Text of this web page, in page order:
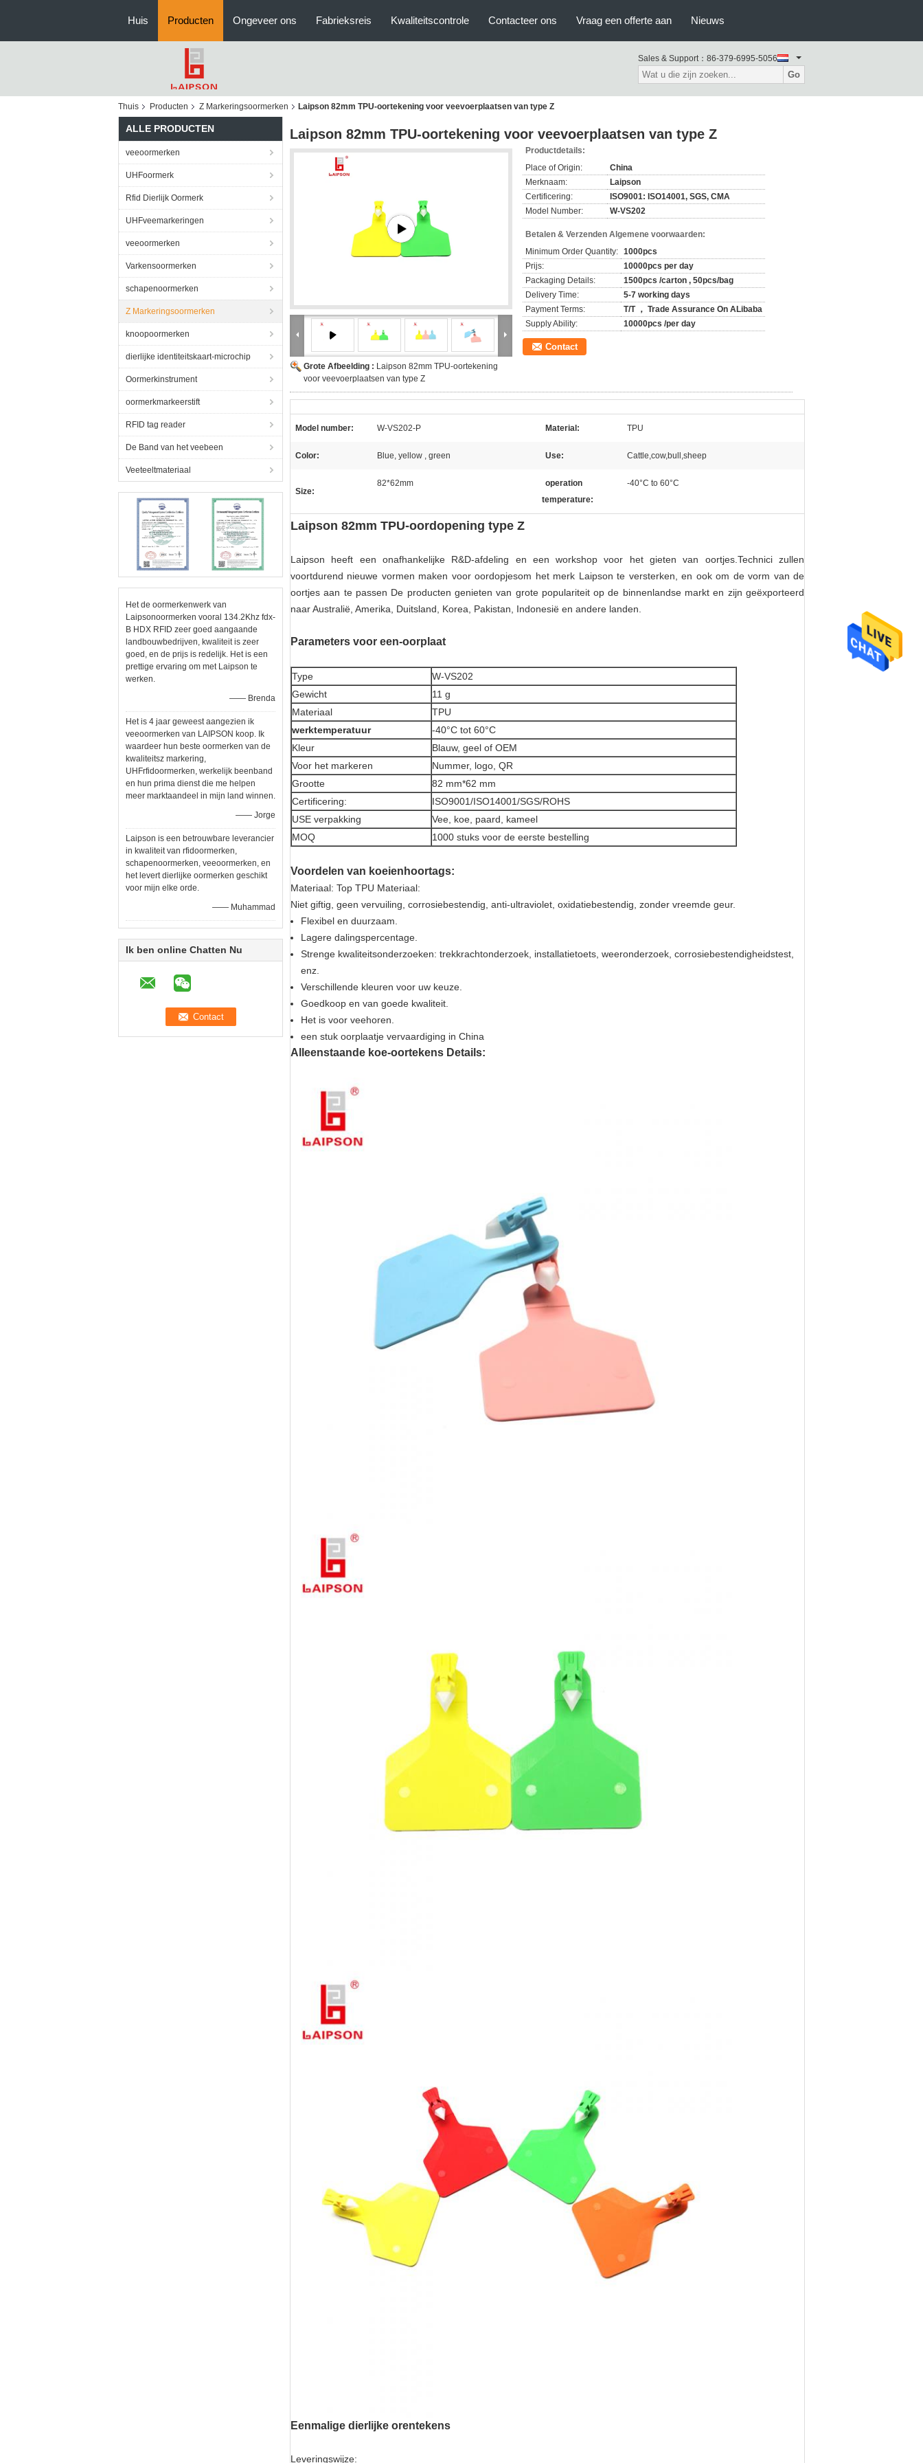
Huis Producten Ongeveer ons Fabrieksreis Kwaliteitscontrole Contacteer ons Vraag een offerte aan Nieuws
Sales & Support： 86-379-6995-5056
Go
Thuis Producten Z Markeringsoormerken Laipson 82mm TPU-oortekening voor veevoerplaatsen van type Z
ALLE PRODUCTEN
veeoormerken
UHFoormerk
Rfid Dierlijk Oormerk
UHFveemarkeringen
veeoormerken
Varkensoormerken
schapenoormerken
Z Markeringsoormerken
knoopoormerken
dierlijke identiteitskaart-microchip
Oormerkinstrument
oormerkmarkeerstift
RFID tag reader
De Band van het veebeen
Veeteeltmateriaal
Het de oormerkenwerk van
Laipsonoormerken vooral 134.2Khz fdx-
B HDX RFID zeer goed aangaande
landbouwbedrijven, kwaliteit is zeer
goed, en de prijs is redelijk. Het is een
prettige ervaring om met Laipson te
werken.
—— Brenda
Het is 4 jaar geweest aangezien ik
veeoormerken van LAIPSON koop. Ik
waardeer hun beste oormerken van de
kwaliteitsz markering,
UHFrfidoormerken, werkelijk beenband
en hun prima dienst die me helpen
meer marktaandeel in mijn land winnen.
—— Jorge
Laipson is een betrouwbare leverancier
in kwaliteit van rfidoormerken,
schapenoormerken, veeoormerken, en
het levert dierlijke oormerken geschikt
voor mijn elke orde.
—— Muhammad
Ik ben online Chatten Nu
Laipson 82mm TPU-oortekening voor veevoerplaatsen van type Z
Grote Afbeelding : Laipson 82mm TPU-oortekening
voor veevoerplaatsen van type Z
Productdetails:
Place of Origin:
China
Merknaam:
Laipson
Certificering:
ISO9001: ISO14001, SGS, CMA
Model Number:
W-VS202
Betalen & Verzenden Algemene voorwaarden:
Minimum Order Quantity: 1000pcs
Prijs:
10000pcs per day
Packaging Details:
1500pcs /carton , 50pcs/bag
Delivery Time:
5-7 working days
Payment Terms:
T/T ， Trade Assurance On ALibaba
Supply Ability:
10000pcs /per day
Contact
Model number: W-VS202-P Material: TPU
Color: Blue, yellow , green Use: Cattle,cow,bull,sheep
Size:
82*62mm
operation
temperature:
-40°C to 60°C
Laipson 82mm TPU-oordopening type Z
Laipson heeft een onafhankelijke R&D-afdeling en een workshop voor het gieten van oortjes. Technici zullen
voortdurend nieuwe vormen maken voor oordopjesom het merk Laipson te versterken, en ook om de vorm van de
oortjes aan te passen De producten genieten van grote populariteit op de binnenlandse markt en zijn geëxporteerd
naar Australië, Amerika, Duitsland, Korea, Pakistan, Indonesië en andere landen.
Parameters voor een-oorplaat
Type
W-VS202
Gewicht
11 g
Materiaal
TPU
werktemperatuur
-40°C tot 60°C
Kleur
Blauw, geel of OEM
Voor het markeren
Nummer, logo, QR
Grootte
82 mm*62 mm
Certificering:
ISO9001/ISO14001/SGS/ROHS
USE verpakking
Vee, koe, paard, kameel
MOQ
1000 stuks voor de eerste bestelling
Voordelen van koeienhoortags:
Materiaal: Top TPU Materiaal:
Niet giftig, geen vervuiling, corrosiebestendig, anti-ultraviolet, oxidatiebestendig, zonder vreemde geur.
Flexibel en duurzaam.
Lagere dalingspercentage.
Strenge kwaliteitsonderzoeken: trekkrachtonderzoek, installatietoets, weeronderzoek, corrosiebestendigheidstest,
enz.
Verschillende kleuren voor uw keuze.
Goedkoop en van goede kwaliteit.
Het is voor veehoren.
een stuk oorplaatje vervaardiging in China
Alleenstaande koe-oortekens Details:
Eenmalige dierlijke orentekens
Leveringswijze: